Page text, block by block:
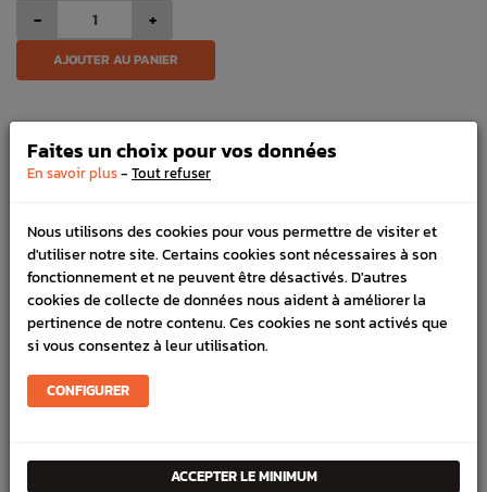
- +
AJOUTER AU PANIER
Commandes, conseils, nous sommes là pour vous aider !
HORAIRES
LIVRAISON EXPRESS
Commande avant 12h, livraison 24h à 48h avec DPD
PAIEMENT CB
100% sécurisé, payez en 3x, 4x ou 10x avec frais votre
commande
DÉTAILS DU PRODUIT
VÉHICULES COMPATIBLE
Faites un choix pour vos données
En savoir plus- Tout refuser
Nous utilisons des cookies pour vous permettre de visiter et
d'utiliser notre site. Certains cookies sont nécessaires à son
fonctionnement et ne peuvent être désactivés. D'autres
cookies de collecte de données nous aident à améliorer la
pertinence de notre contenu. Ces cookies ne sont activés que
si vous consentez à leur utilisation.
CONFIGURER
ACCEPTER LE MINIMUM